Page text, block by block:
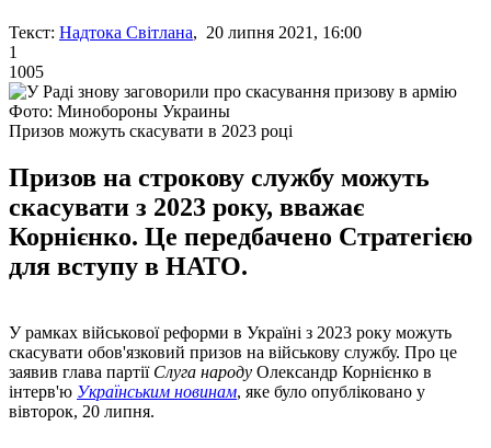
Текст: Надтока Світлана, 20 липня 2021, 16:00
1
1005
Фото: Минобороны Украины
Призов можуть скасувати в 2023 році
Призов на строкову службу можуть
скасувати з 2023 року, вважає
Корнієнко. Це передбачено Стратегією
для вступу в НАТО.
У рамках військової реформи в Україні з 2023 року можуть
скасувати обов'язковий призов на військову службу. Про це
заявив глава партії Слуга народу Олександр Корнієнко в
інтерв'ю Українським новинам, яке було опубліковано у
вівторок, 20 липня.